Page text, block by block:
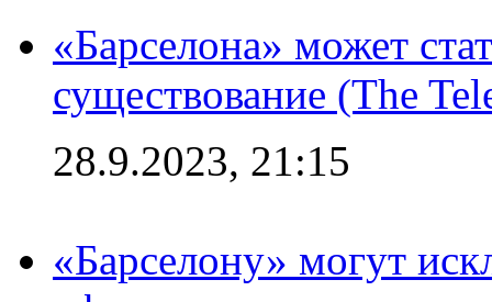
«Барселона» может
существование (The
28.9.2023, 21:15
«Барселону» могут